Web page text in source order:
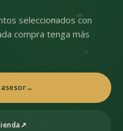
seleccionados con
compra tenga más
asesor→
↗